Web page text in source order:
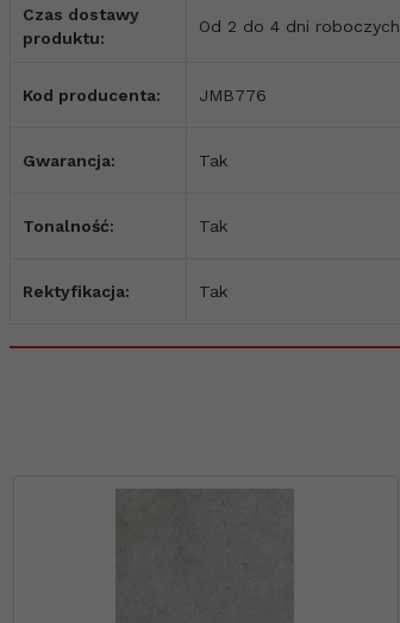
Czas dostawy
produktu:
Od 2 do 4 dni roboczych
Kod producenta: JMB776
Gwarancja: Tak
Tonalność: Tak
Rektyfikacja: Tak